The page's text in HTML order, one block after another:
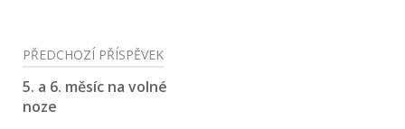
Navigace
pro
příspěvek
PŘEDCHOZÍ PŘÍSPĚVEK
5. a 6. měsíc na volné
noze